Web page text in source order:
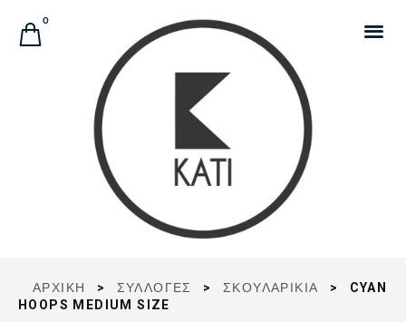
0
ΑΡΧΙΚΉ > ΣΥΛΛΟΓΈΣ > ΣΚΟΥΛΑΡΙΚΙΑ >
CYAN
HOOPS MEDIUM SIZE